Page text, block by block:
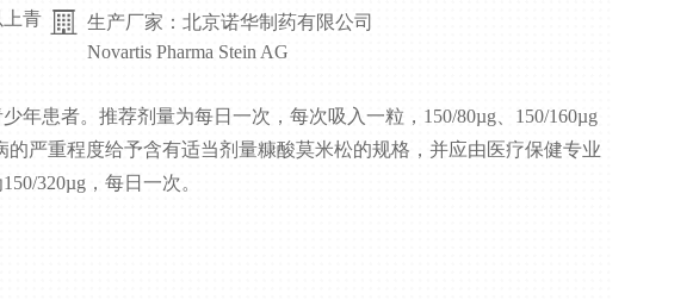
上青
生产厂家：北京诺华制药有限公司
Novartis Pharma Stein AG
年患者。推荐剂量为每日一次，每次吸入一粒，150/80µg、150/160µg
的严重程度给予含有适当剂量糠酸莫米松的规格，并应由医疗保健专业
320µg，每日一次。